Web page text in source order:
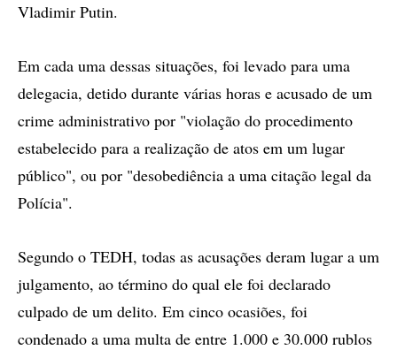
Vladimir Putin.
Em cada uma dessas situações, foi levado para uma
delegacia, detido durante várias horas e acusado de um
crime administrativo por "violação do procedimento
estabelecido para a realização de atos em um lugar
público", ou por "desobediência a uma citação legal da
Polícia".
Segundo o TEDH, todas as acusações deram lugar a um
julgamento, ao término do qual ele foi declarado
culpado de um delito. Em cinco ocasiões, foi
condenado a uma multa de entre 1.000 e 30.000 rublos